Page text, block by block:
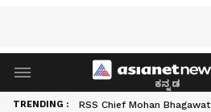
ಕನ್ನಡ
TRENDING : RSS Chief Mohan Bhagawat